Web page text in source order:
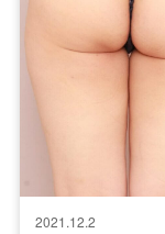
2021.12.2